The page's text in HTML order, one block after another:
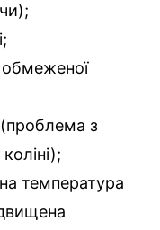
з
температура